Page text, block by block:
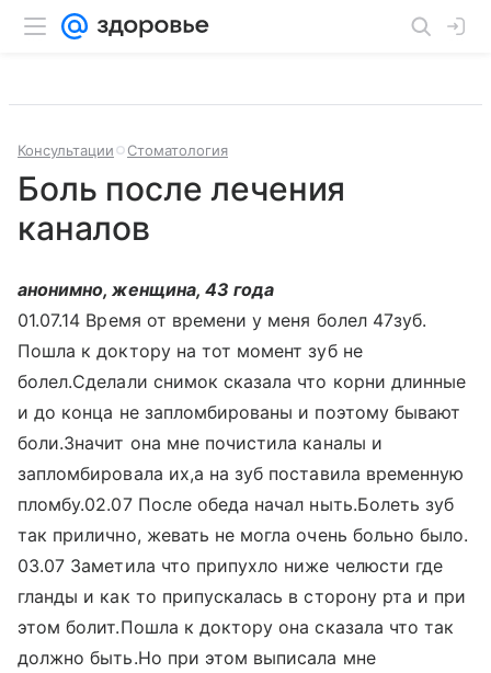
Консультации Стоматология
Боль после лечения
каналов
анонимно, женщина, 43 года
01.07.14 Время от времени у меня болел 47зуб.
Пошла к доктору на тот момент зуб не
болел.Сделали снимок сказала что корни длинные
и до конца не запломбированы и поэтому бывают
боли.Значит она мне почистила каналы и
запломбировала их,а на зуб поставила временную
пломбу.02.07 После обеда начал ныть.Болеть зуб
так прилично, жевать не могла очень больно было.
03.07 Заметила что припухло ниже челюсти где
гланды и как то припускалась в сторону рта и при
этом болит.Пошла к доктору она сказала что так
должно быть.Но при этом выписала мне